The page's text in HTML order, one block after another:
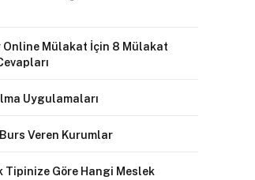
Online Mülakat İçin 8 Mülakat
Uygulamaları
Burs Veren Kurumlar
Tipinize Göre Hangi Meslek